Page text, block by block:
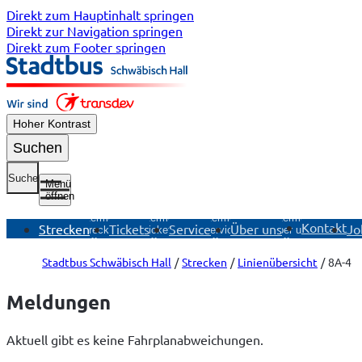
Direkt zum Hauptinhalt springen
Direkt zur Navigation springen
Direkt zum Footer springen
Hoher Kontrast
Suchen
Suche
Menü
öffnen
Strecken
Untermenü
Strecken
öffnen
Tickets
Untermenü
Tickets
öffnen
Service
Untermenü
Service
öffnen
Über uns
Untermenü
Über uns
öffnen
Kontakt
Stadtbus Schwäbisch Hall Strecken Linienübersicht 8A-4
Meldungen
Aktuell gibt es keine Fahrplanabweichungen.